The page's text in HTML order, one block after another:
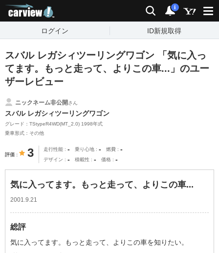
検索 通知
i
ログイン ID新規取得
スバル レガシィツーリングワゴン 「気に入っ
てます。もっと走って、よりこの車...」のユー
ザーレビュー
ニックネーム非公開さん
スバル レガシィツーリングワゴン
グレード：TStypeR4WD(MT_2.0) 1998年式
乗車形式：その他
評価 3 走行性能 - 乗り心地 - 燃費 -
デザイン - 積載性 - 価格 -
気に入ってます。もっと走って、よりこの車...
2001.9.21
総評
気に入ってます。もっと走って、よりこの車を知りたい。